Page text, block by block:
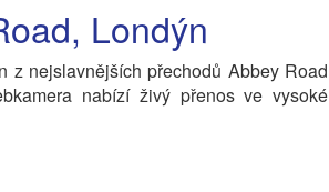
Londýn
z nejslavnějších přechodů Abbey Road
nabízí živý přenos ve vysoké